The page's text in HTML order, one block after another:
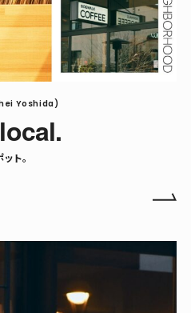
in town run
ョップ。
Yoshida)
ト。